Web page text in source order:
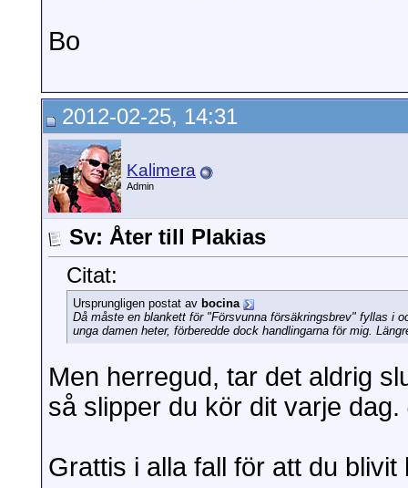
Bo
2012-02-25, 14:31
Kalimera
Admin
Sv: Åter till Plakias
Citat:
Ursprungligen postat av bocina
Då måste en blankett för "Försvunna försäkringsbrev" fyllas i
unga damen heter, förberedde dock handlingarna för mig.
Men herregud, tar det aldrig
så slipper du kör dit varje dag.
Grattis i alla fall för att du